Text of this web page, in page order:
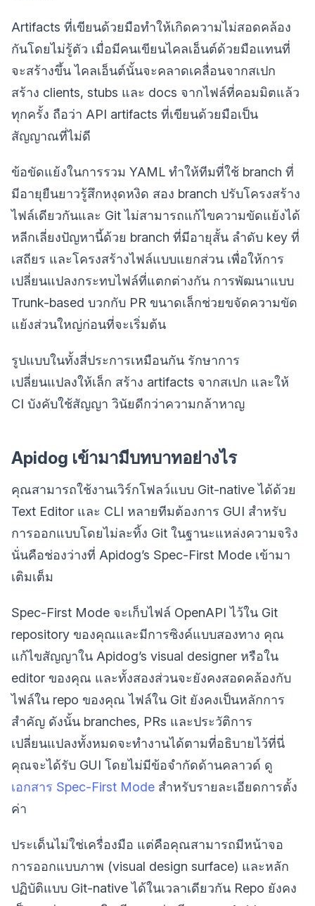
Artifacts ที่เขียนด้วยมือทำให้เกิดความไม่สอดคล้อง
กันโดยไม่รู้ตัว เมื่อมีคนเขียนไคลเอ็นต์ด้วยมือแทนที่
จะสร้างขึ้น ไคลเอ็นต์นั้นจะคลาดเคลื่อนจากสเปก
สร้าง clients, stubs และ docs จากไฟล์ที่คอมมิตแล้ว
ทุกครั้ง ถือว่า API artifacts ที่เขียนด้วยมือเป็น
สัญญาณที่ไม่ดี
ข้อขัดแย้งในการรวม YAML ทำให้ทีมที่ใช้ branch ที่
มีอายุยืนยาวรู้สึกหงุดหงิด สอง branch ปรับโครงสร้าง
ไฟล์เดียวกันและ Git ไม่สามารถแก้ไขความขัดแย้งได้
หลีกเลี่ยงปัญหานี้ด้วย branch ที่มีอายุสั้น ลำดับ key ที่
เสถียร และโครงสร้างไฟล์แบบแยกส่วน เพื่อให้การ
เปลี่ยนแปลงกระทบไฟล์ที่แตกต่างกัน การพัฒนาแบบ
Trunk-based บวกกับ PR ขนาดเล็กช่วยขจัดความขัด
แย้งส่วนใหญ่ก่อนที่จะเริ่มต้น
รูปแบบในทั้งสี่ประการเหมือนกัน รักษาการ
เปลี่ยนแปลงให้เล็ก สร้าง artifacts จากสเปก และให้
CI บังคับใช้สัญญา วินัยดีกว่าความกล้าหาญ
Apidog เข้ามามีบทบาทอย่างไร
คุณสามารถใช้งานเวิร์กโฟลว์แบบ Git-native ได้ด้วย
Text Editor และ CLI หลายทีมต้องการ GUI สำหรับ
การออกแบบโดยไม่ละทิ้ง Git ในฐานะแหล่งความจริง
นั่นคือช่องว่างที่ Apidog’s Spec-First Mode เข้ามา
เติมเต็ม
Spec-First Mode จะเก็บไฟล์ OpenAPI ไว้ใน Git
repository ของคุณและมีการซิงค์แบบสองทาง คุณ
แก้ไขสัญญาใน Apidog’s visual designer หรือใน
editor ของคุณ และทั้งสองส่วนจะยังคงสอดคล้องกับ
ไฟล์ใน repo ของคุณ ไฟล์ใน Git ยังคงเป็นหลักการ
สำคัญ ดังนั้น branches, PRs และประวัติการ
เปลี่ยนแปลงทั้งหมดจะทำงานได้ตามที่อธิบายไว้ที่นี่
คุณจะได้รับ GUI โดยไม่มีข้อจำกัดด้านคลาวด์ ดู
เอกสาร Spec-First Mode สำหรับรายละเอียดการตั้ง
ค่า
ประเด็นไม่ใช่เครื่องมือ แต่คือคุณสามารถมีหน้าจอ
การออกแบบภาพ (visual design surface) และหลัก
ปฏิบัติแบบ Git-native ได้ในเวลาเดียวกัน Repo ยังคง